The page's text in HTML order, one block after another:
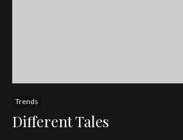
Trends
Different Tales